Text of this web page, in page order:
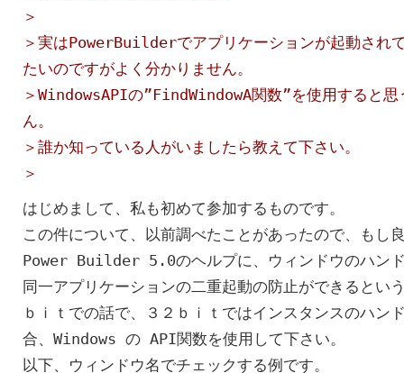
＞
＞実はPowerBuilderでアプリケーションが起動され
たいのですがよく分かりません。
＞WindowsAPIの”FindWindowA関数”を使用すると
ん。
＞誰か知っている人がいましたら教えて下さい。
＞
はじめまして、私も初めて参加するものです。
この件について、以前調べたことがあったので、もし
Power Builder 5.0のヘルプに、ウィンドウのハン
同一アプリケーションの二重起動の防止ができるとい
ｂｉｔでの話で、３２ｂｉｔではインスタンスのハン
合、Windows の API関数を使用して下さい。
以下、ウィンドウ名でチェックする例です。